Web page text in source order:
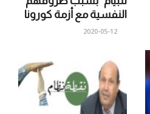
النفسية مع أزمة كورونا
2020-05-12